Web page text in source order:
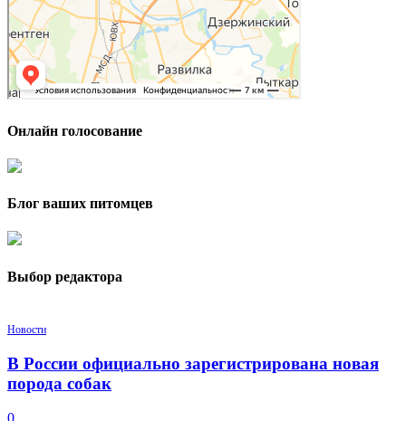
Онлайн голосование
Блог ваших питомцев
Выбор редактора
Новости
В России официально зарегистрирована новая
порода собак